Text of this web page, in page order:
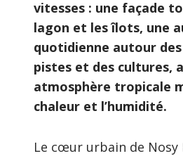
vitesses : une façade
lagon et les îlots, une
quotidienne autour
pistes et des cultures,
atmosphère tropicale
chaleur et l’humidité.
Le cœur urbain de Nosy